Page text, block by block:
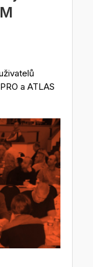
a ATLAS